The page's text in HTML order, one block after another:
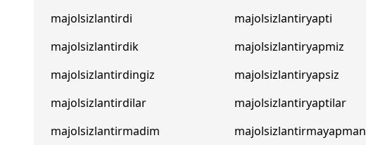
majolsizlantirdi
majolsizlantirdik
majolsizlantirdingiz
majolsizlantirdilar
majolsizlantirmadim
majolsizlantiryapti
majolsizlantiryapmiz
majolsizlantiryapsiz
majolsizlantiryaptilar
majolsizlantirmayapman